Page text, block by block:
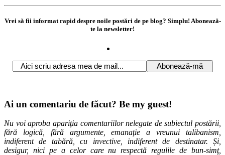
Vrei să fii informat rapid despre noile postări de pe blog? Simplu! Abonează-
te la newsletter!
Ai un comentariu de făcut? Be my guest!
Nu voi aproba apariţia comentariilor nelegate de subiectul postării,
fără logică, fără argumente, emanaţie a vreunui talibanism,
indiferent de tabără, cu invective, indiferent de destinatar. Și,
desigur, nici pe a celor care nu respectă regulile de bun-simţ,